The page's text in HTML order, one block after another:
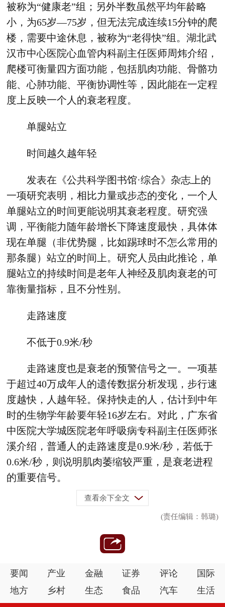
被称为“健康老”组；另外半数虽然平均年龄略
小，为65岁—75岁，但无法完成连续15分钟的爬
楼，需要中途休息，被称为“老得快”组。湖北武
汉市中心医院心血管内科副主任医师周炜介绍，
爬楼可衡量四方面功能，包括肌肉功能、骨骼功
能、心肺功能、平衡协调性等，因此能在一定程
度上反映一个人的衰老程度。
单腿站立
时间越久越年轻
发表在《公共科学图书馆·综合》杂志上的
一项研究表明，相比力量或步态的变化，一个人
单腿站立的时间更能说明其衰老程度。研究强
调，平衡能力随年龄增长下降速度最快，具体体
现在单腿（非优势腿，比如踢球时不怎么常用的
那条腿）站立的时间上。研究人员由此推论，单
腿站立的持续时间是老年人神经及肌肉衰老的可
靠衡量指标，且不分性别。
走路速度
不低于0.9米/秒
走路速度也是衰老的预警信号之一。一项基
于超过40万成年人的遗传数据分析发现，步行速
度越快，人越年轻。保持快走的人，估计到中年
时的生物学年龄要年轻16岁左右。对此，广东省
中医院大学城医院老年呼吸病专科副主任医师张
溪介绍，普通人的走路速度是0.9米/秒，若低于
0.6米/秒，则说明肌肉萎缩较严重，是衰老进程
的重要信号。
查看余下全文
(责任编辑：韩璐)
要闻 产业 金融 证券 评论
国际
地方
乡村 生态 食品 汽车 生活